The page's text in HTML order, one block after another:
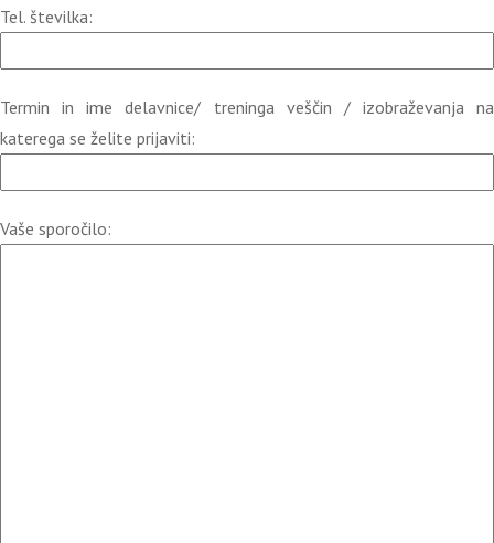
Tel. številka:
Termin in ime delavnice/ treninga veščin / izobraževanja na
katerega se želite prijaviti:
Vaše sporočilo: